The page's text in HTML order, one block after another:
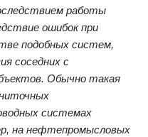
работы
ошибок при
подобных систем,
соседних с
Обычно такая
системах
на нефтепромысловых